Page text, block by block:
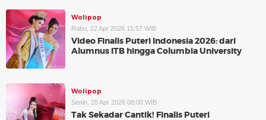
Wolipop
Rabu, 22 Apr 2026 15:57 WIB
Video Finalis Puteri Indonesia 2026: dari
Alumnus ITB hingga Columbia University
Wolipop
Senin, 20 Apr 2026 08:00 WIB
Tak Sekadar Cantik! Finalis Puteri